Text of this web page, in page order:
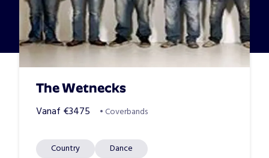
The Wetnecks
Vanaf €3475 • Coverbands
Country Dance